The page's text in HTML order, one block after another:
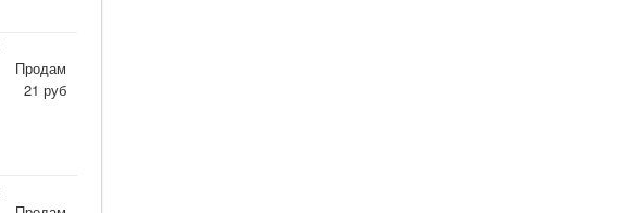
Продам
21 руб